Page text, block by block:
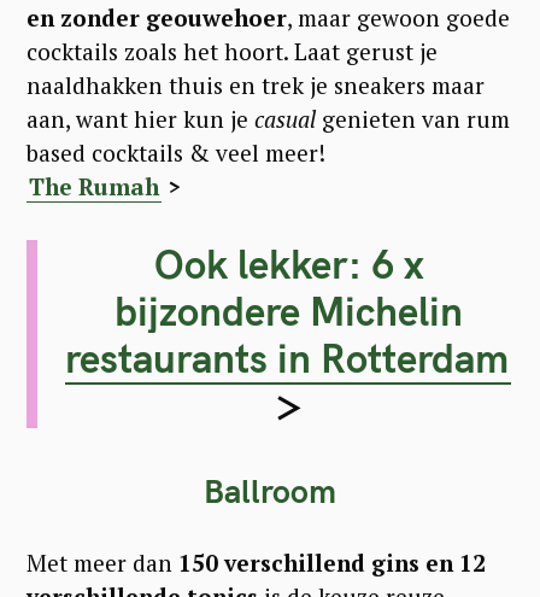
en zonder geouwehoer, maar gewoon goede
cocktails zoals het hoort. Laat gerust je
naaldhakken thuis en trek je sneakers maar
aan, want hier kun je casual genieten van rum
based cocktails & veel meer!
The Rumah >
Ook lekker: 6 x
bijzondere Michelin
restaurants in Rotterdam
>
Ballroom
Met meer dan 150 verschillend gins en 12